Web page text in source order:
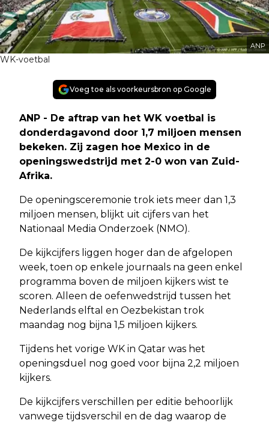
ANP
WK-voetbal
Voeg toe als voorkeursbron op Google
ANP - De aftrap van het WK voetbal is
donderdagavond door 1,7 miljoen mensen
bekeken. Zij zagen hoe Mexico in de
openingswedstrijd met 2-0 won van Zuid-
Afrika.
De openingsceremonie trok iets meer dan 1,3
miljoen mensen, blijkt uit cijfers van het
Nationaal Media Onderzoek (NMO).
De kijkcijfers liggen hoger dan de afgelopen
week, toen op enkele journaals na geen enkel
programma boven de miljoen kijkers wist te
scoren. Alleen de oefenwedstrijd tussen het
Nederlands elftal en Oezbekistan trok
maandag nog bijna 1,5 miljoen kijkers.
Tijdens het vorige WK in Qatar was het
openingsduel nog goed voor bijna 2,2 miljoen
kijkers.
De kijkcijfers verschillen per editie behoorlijk
vanwege tijdsverschil en de dag waarop de